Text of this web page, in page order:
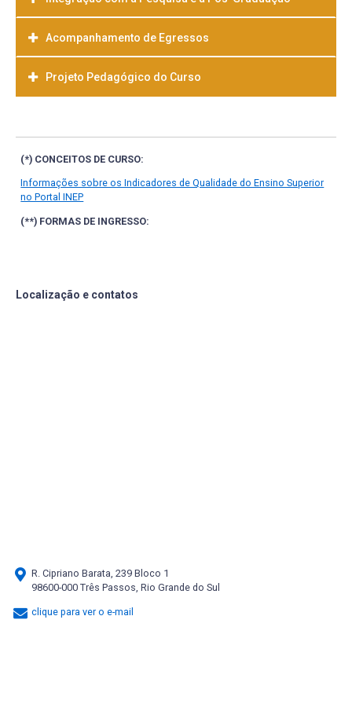
Acompanhamento de Egressos
Projeto Pedagógico do Curso
(*) CONCEITOS DE CURSO:
Informações sobre os Indicadores de Qualidade do Ensino Superior
no Portal INEP
(**) FORMAS DE INGRESSO:
Localização e contatos
R. Cipriano Barata, 239 Bloco 1
98600-000 Três Passos, Rio Grande do Sul
clique para ver o e-mail